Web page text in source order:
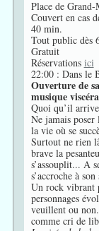
Place de
Couvert en cas
40 min.
Tout public dès
Gratuit
Réservations ici
22:00 : Dans le
Ouverture de
musique
Quoi qu’il
Ne jamais
la vie où se
Surtout ne rien
brave la
s’assouplit... A
s’accroche à
Un rock vibrant
personnages
veuillent ou
comme cri de